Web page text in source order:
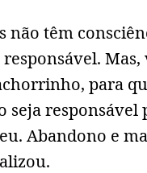
não têm
responsável.
para
seja responsável
Abandono e